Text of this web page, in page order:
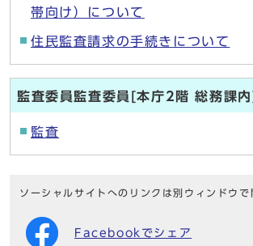
帯向け）について
住民監査請求の手続きについて
監査委員監査委員[本庁2階 総務課内
監査
ソーシャルサイトへのリンクは別ウィンドウで
Facebookでシェア